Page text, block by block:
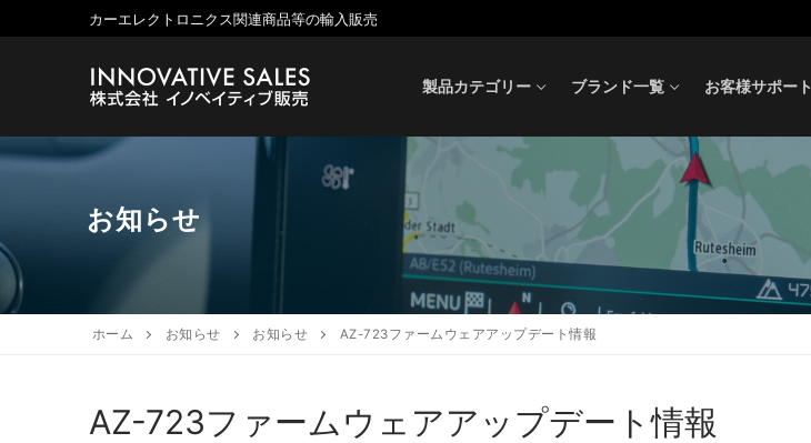
ン
へ
プ
カーエレクトロニクス関連商品等の輸入販売
製品カテゴリー ブランド一覧 お客様サポート
お知らせ
ホーム お知らせ お知らせ AZ-723ファームウェアアップデート情報
AZ-723ファームウェアアップデート情報